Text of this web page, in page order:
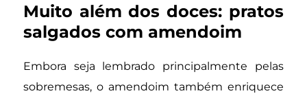
Muito além dos doces: pratos
salgados com amendoim
Embora seja lembrado principalmente pelas
sobremesas, o amendoim também enriquece